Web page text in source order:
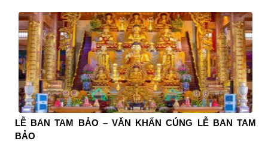
LỄ BAN TAM BẢO – VĂN KHẤN CÚNG LỄ BAN TAM
BẢO